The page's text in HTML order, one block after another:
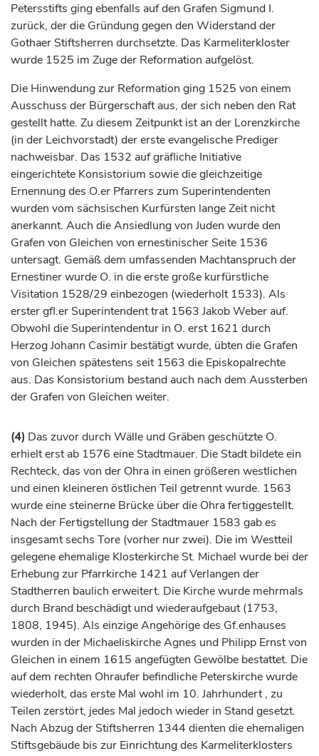
Petersstifts ging ebenfalls auf den Grafen Sigmund I.
zurück, der die Gründung gegen den Widerstand der
Gothaer Stiftsherren durchsetzte. Das Karmeliterkloster
wurde 1525 im Zuge der Reformation aufgelöst.
Die Hinwendung zur Reformation ging 1525 von einem
Ausschuss der Bürgerschaft aus, der sich neben den Rat
gestellt hatte. Zu diesem Zeitpunkt ist an der Lorenzkirche
(in der Leichvorstadt) der erste evangelische Prediger
nachweisbar. Das 1532 aufgräfliche Initiative
eingerichtete Konsistorium sowie die gleichzeitige
Ernennung des O.er Pfarrers zum Superintendenten
wurden vom sächsischen Kurfürsten lange Zeit nicht
anerkannt. Auch die Ansiedlung von Juden wurde den
Grafen von Gleichen von ernestinischer Seite 1536
untersagt. Gemäß dem umfassenden Machtanspruch der
Ernestiner wurde O. in die erste große kurfürstliche
Visitation 1528/29 einbezogen (wiederholt 1533). Als
erster gfl.er Superintendent trat 1563 Jakob Weber auf.
Obwohl die Superintendentur in O. erst 1621 durch
HerzogJohann Casimir bestätigt wurde, übten die Grafen
von Gleichen spätestens seit 1563 die Episkopalrechte
aus. Das Konsistorium bestand auch nach dem Aussterben
der Grafen von Gleichen weiter.
(4) Das zuvor durch Wälle und Gräben geschützte O.
erhielt erst ab 1576 eine Stadtmauer. Die Stadt bildete ein
Rechteck, das von der Ohra in einen größeren westlichen
und einen kleineren östlichen Teil getrennt wurde. 1563
wurde eine steinerne Brücke über die Ohra fertiggestellt.
Nach der Fertigstellung der Stadtmauer 1583 gab es
insgesamt sechs Tore (vorher nur zwei). Die im Westteil
gelegene ehemalige Klosterkirche St. Michael wurde bei der
Erhebung zur Pfarrkirche 1421 auf Verlangen der
Stadtherren baulich erweitert. Die Kirche wurde mehrmals
durch Brand beschädigt und wiederaufgebaut (1753,
1808, 1945). Als einzige Angehörige des Gf.enhauses
wurden in der Michaeliskirche Agnes und Philipp Ernst von
Gleichen in einem 1615 angefügten Gewölbe bestattet. Die
auf dem rechten Ohraufer befindliche Peterskirche wurde
wiederholt, das erste Mal wohl im 10. Jahrhundert, zu
Teilen zerstört, jedes Mal jedoch wieder in Stand gesetzt.
Nach Abzug der Stiftsherren 1344 dienten die ehemaligen
Stiftsgebäude bis zur Einrichtung des Karmeliterklosters